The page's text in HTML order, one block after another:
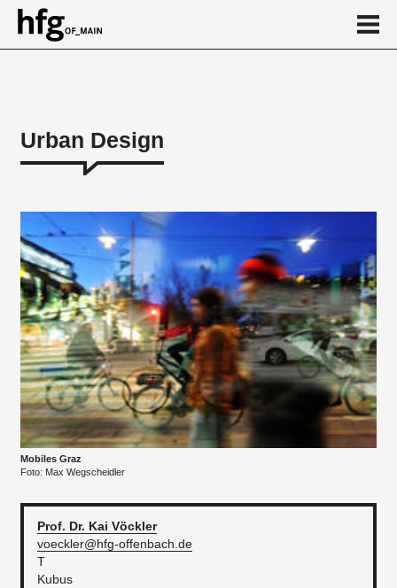
Über
Projekte
Kalender
News
...
Urban Design
Mobiles Graz
Foto: Max Wegscheidler
Prof. Dr. Kai Vöckler
voeckler@hfg-offenbach.de
T
Kubus